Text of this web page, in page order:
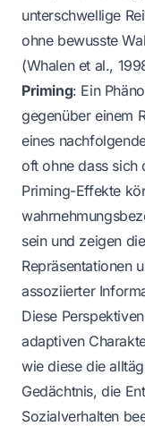
unterschwellige
ohne bewusste
(Whalen et al.,
Priming: Ein
gegenüber einem
eines
oft ohne dass sich
Priming-Effekte
sein und zeigen
Repräsentationen
assoziierter
Diese
adaptiven
wie diese die
Gedächtnis, die
Sozialverhalten